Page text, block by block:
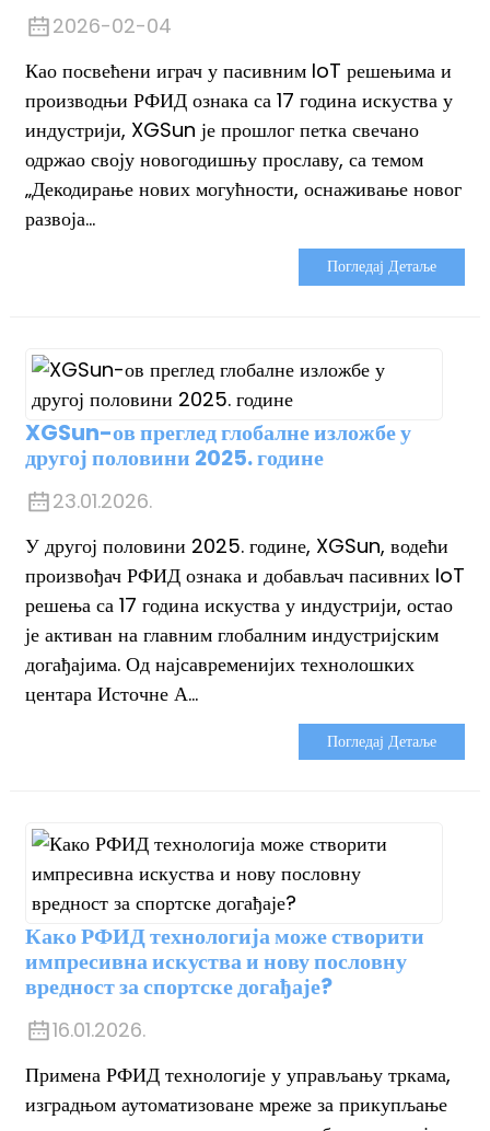
2026-02-04
Као посвећени играч у пасивним IoT решењима и
производњи РФИД ознака са 17 година искуства у
индустрији, XGSun је прошлог петка свечано
одржао своју новогодишњу прославу, са темом
„Декодирање нових могућности, оснаживање новог
развоја...
Погледај Детаље
XGSun-ов преглед глобалне изложбе у
другој половини 2025. године
23.01.2026.
У другој половини 2025. године, XGSun, водећи
произвођач РФИД ознака и добављач пасивних IoT
решења са 17 година искуства у индустрији, остао
је активан на главним глобалним индустријским
догађајима. Од најсавременијих технолошких
центара Источне А...
Погледај Детаље
Како РФИД технологија може створити
импресивна искуства и нову пословну
вредност за спортске догађаје?
16.01.2026.
Примена РФИД технологије у управљању тркама,
изградњом аутоматизоване мреже за прикупљање